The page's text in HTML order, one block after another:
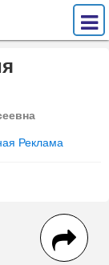
Реклама